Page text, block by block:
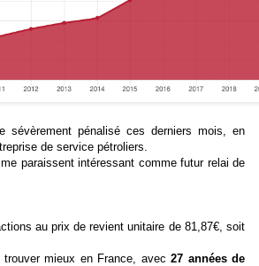
sévèrement pénalisé ces derniers mois, en
de service pétroliers.
paraissent intéressant comme futur relai de
au prix de revient unitaire de 81,87€, soit
trouver mieux en France, avec27 années de